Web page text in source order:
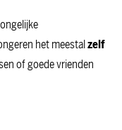
het meestalzelf
of goede vrienden